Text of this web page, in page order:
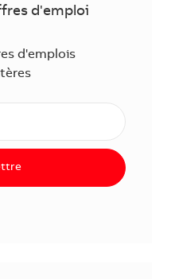
d'emploi
d'emplois